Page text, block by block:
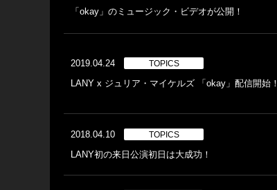
「okay」のミュージック・ビデオが公開！
2019.04.24 TOPICS
LANY x ジュリア・マイケルズ 「okay」配信開始！
2018.04.10 TOPICS
LANY初の来日公演初日は大成功！